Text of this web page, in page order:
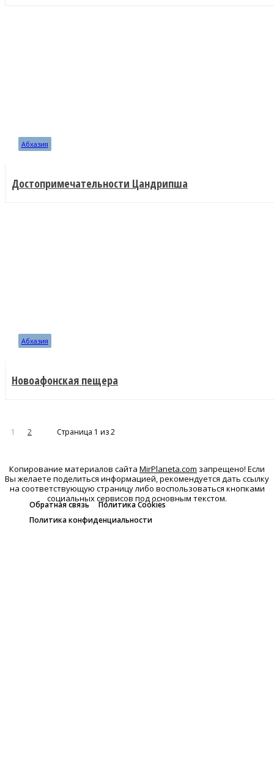
Абхазия
Достопримечательности Цандрипша
Абхазия
Новоафонская пещера
1 2 Страница 1 из 2
Копирование материалов сайта MirPlaneta.com запрещено! Если
Вы желаете поделиться информацией, рекомендуется дать ссылку
на соответствующую страницу либо воспользоваться кнопками
социальных сервисов под основным текстом.
Обратная связь
Политика Cookies
Политика конфиденциальности